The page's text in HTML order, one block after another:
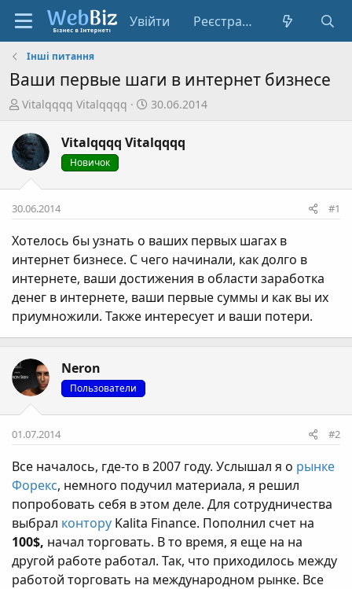
Увійти Реєстрація
Інші питання
Ваши первые шаги в интернет бизнесе
А
т
о
р
т
е
и
Vitalqqqq Vitalqqqq
Д
т
т
р
н
н
я
30.06.2014
Vitalqqqq Vitalqqqq
Новичок
30.06.2014 #1
Хотелось бы узнать о ваших первых шагах в
интернет бизнесе. С чего начинали, как долго в
интернете, ваши достижения в области заработка
денег в интернете, ваши первые суммы и как вы их
приумножили. Также интересует и ваши потери.
Neron
Пользователи
01.07.2014 #2
Все началось, где-то в 2007 году. Услышал я о рынке
Форекс, немного подучил материала, я решил
попробовать себя в этом деле. Для сотрудничества
выбрал контору Kalita Finance. Пополнил счет на
100$, начал торговать. В то время, я еще на на
другой работе работал. Так, что приходилось между
работой торговать на международном рынке. Все